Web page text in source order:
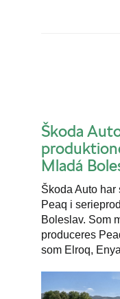
Škoda
Mladá
Škoda Auto
Peaq i
Boleslav. Som
produceres
som Elroq,